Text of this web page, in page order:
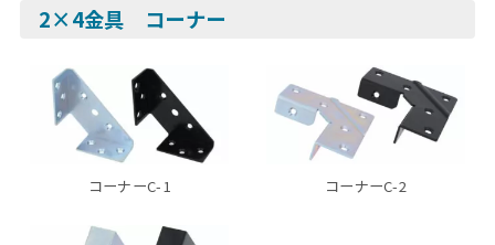
2×4金具 コーナー
コーナーC-1 コーナーC-2